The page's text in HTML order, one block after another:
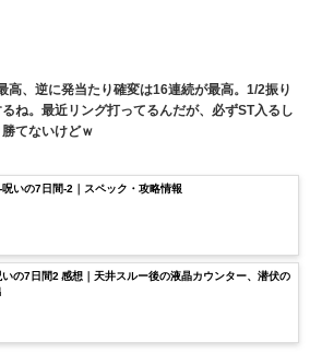
高、逆に発当たり確変は16連続が最高。1/2振り
ね。最近リング打ってるんだが、必ずST入るし
てないけどｗ
呪いの7日間-2｜スペック・攻略情報
いの7日間2 感想｜天井スルー後の液晶カウンター、潜伏の